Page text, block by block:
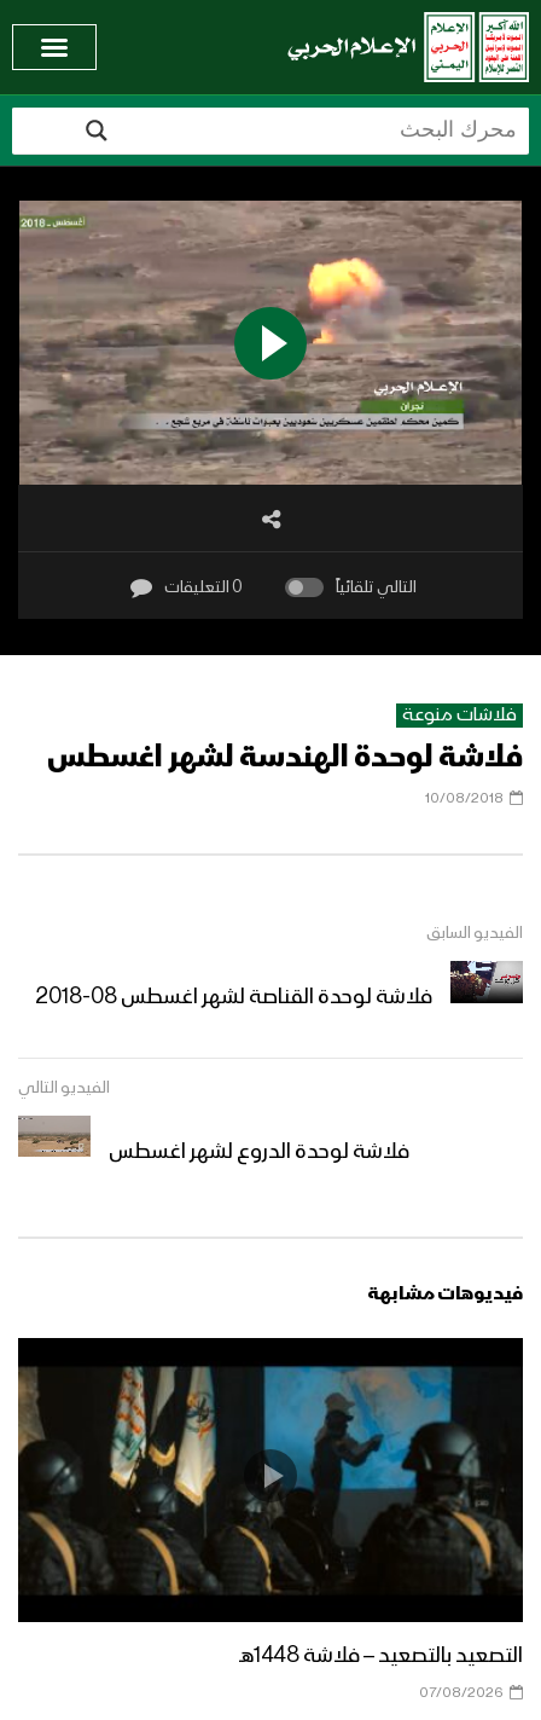
التالي تلقائياً 0 التعليقات
فلاشات منوعة
فلاشة لوحدة الهندسة لشهر اغسطس
10/08/2018
الفيديو السابق
فلاشة لوحدة القناصة لشهر اغسطس 08-2018
الفيديو التالي
فلاشة لوحدة الدروع لشهر اغسطس
فيديوهات مشابهة
التصعيد بالتصعيد – فلاشة 1448هـ
07/08/2026